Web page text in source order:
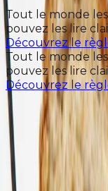
Tout le monde
pouvez les lire
Découvrez le
Tout le monde
pouvez les lire
Découvrez le
Inscrivez-vous
https://
Il ne te reste
Inscrivez-vous
Inscrivez-vous